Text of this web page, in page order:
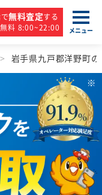
無料査定する
料 8:00~22:00
メニュー
岩手県九戸郡洋野町